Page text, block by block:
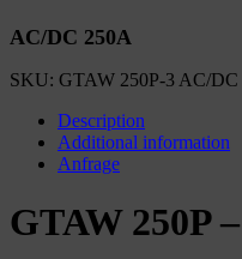
AC/DC 250A
SKU: GTAW 250P-3 AC/
Description
Additional information
Anfrage
GTAW 250P